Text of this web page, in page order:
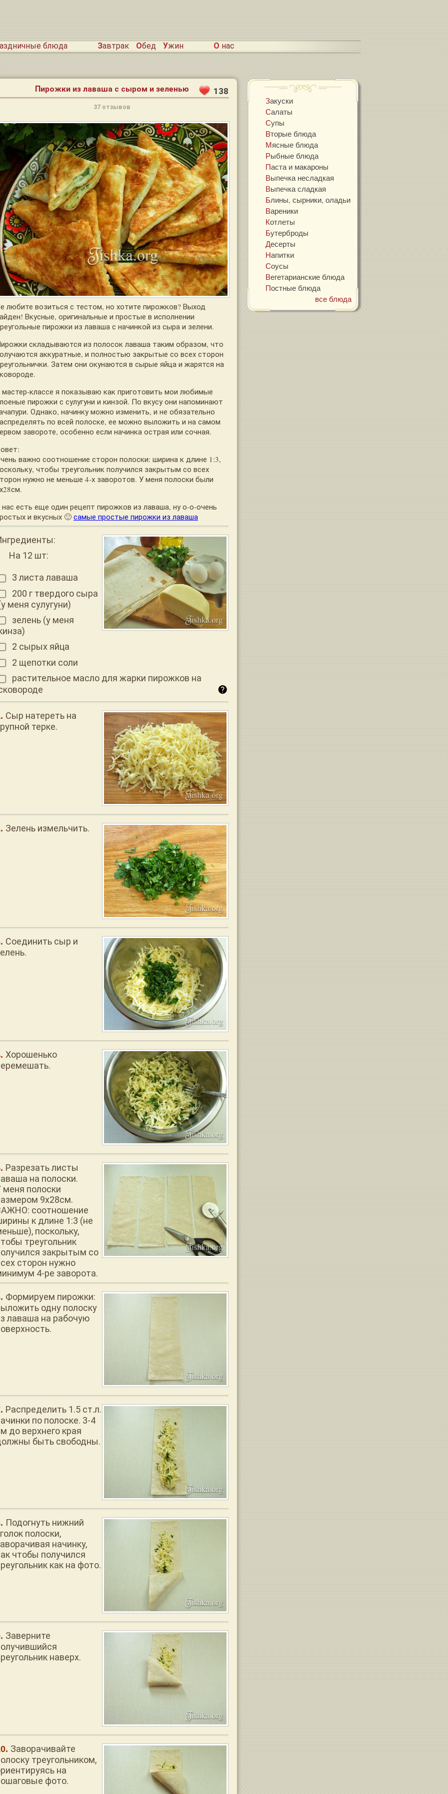
Завтрак Обед Ужин О нас
блюда
Пирожки из лаваша с сыром и зеленью 138
37 отзывов
любите возиться с тестом, но хотите пирожков? Выход
Вкусные, оригинальные и простые в исполнении
пирожки из лаваша с начинкой из сыра и зелени.
складываются из полосок лаваша таким образом, что
аккуратные, и полностью закрытые со всех сторон
Затем они окунаются в сырые яйца и жарятся на
мастер-классе я показываю как приготовить мои любимые
пирожки с сулугуни и кинзой. По вкусу они напоминают
Однако, начинку можно изменить, и не обязательно
по всей полоске, ее можно выложить и на самом
завороте, особенно если начинка острая или сочная.
важно соотношение сторон полоски: ширина к длине 1:3,
чтобы треугольник получился закрытым со всех
нужно не меньше 4-х заворотов. У меня полоски были
нас есть еще один рецепт пирожков из лаваша, ну о-о-очень
и вкусных 🙂самые простые пирожки из лаваша
На 12 шт:
3 листа лаваша
200 г твердого сыра
меня сулугуни)
зелень (у меня
2 сырых яйца
2 щепотки соли
растительное масло для жарки пирожков на
Сыр натереть на
терке.
Зелень измельчить.
Соединить сыр и
Хорошенько
Разрезать листы
на полоски.
меня полоски
9х28см.
соотношение
к длине 1:3 (не
поскольку,
треугольник
закрытым со
сторон нужно
4-ре заворота.
Формируем пирожки:
одну полоску
лаваша на рабочую
Распределить 1.5 ст.л.
по полоске. 3-4
до верхнего края
быть свободны.
Подогнуть нижний
полоски,
начинку,
чтобы получился
как на фото.
Заверните
наверх.
Заворачивайте
треугольником,
на
фото.
Закуски
Салаты
Супы
Вторые блюда
Мясные блюда
Рыбные блюда
Паста и макароны
Выпечка несладкая
Выпечка сладкая
Блины, сырники, оладьи
Вареники
Котлеты
Бутерброды
Десерты
Напитки
Соусы
Вегетарианские блюда
Постные блюда
все блюда